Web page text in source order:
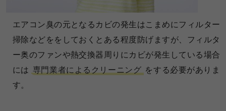
エアコン臭の元となるカビの発生はこまめにフィルター
掃除などををしておくとある程度防げますが、フィルタ
ー奥のファンや熱交換器周りにカビが発生している場合
には 専門業者によるクリーニング をする必要がありま
す。